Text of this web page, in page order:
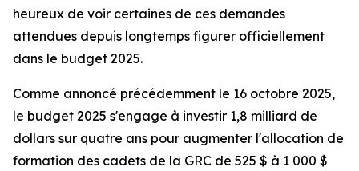
heureux de voir certaines de ces demandes
attendues depuis longtemps figurer officiellement
dans le budget 2025.
Comme annoncé précédemment le 16 octobre 2025,
le budget 2025 s'engage à investir 1,8 milliard de
dollars sur quatre ans pour augmenter l'allocation de
formation des cadets de la GRC de 525 $ à 1 000 $